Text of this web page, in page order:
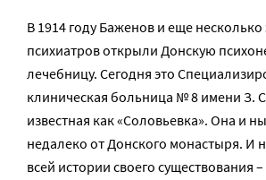
В 1914 году Баженов и еще несколько
психиатров открыли Донскую
лечебницу. Сегодня это
клиническая больница № 8 имени З.
известная как «Соловьевка». Она и
недалеко от Донского монастыря. И
всей истории своего существования